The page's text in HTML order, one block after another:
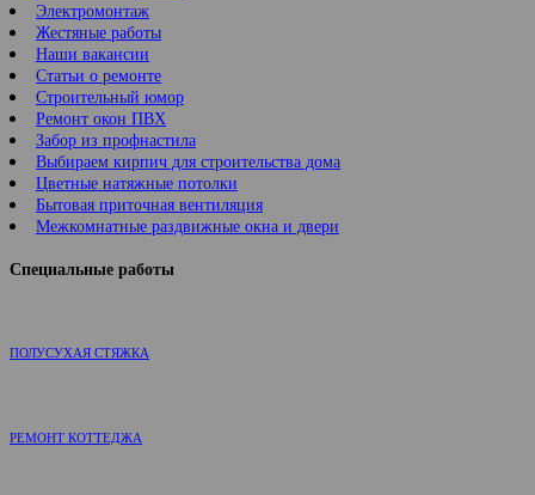
Электромонтаж
Жестяные работы
Наши вакансии
Статьи о ремонте
Строительный юмор
Ремонт окон ПВХ
Забор из профнастила
Выбираем кирпич для строительства дома
Цветные натяжные потолки
Бытовая приточная вентиляция
Межкомнатные раздвижные окна и двери
Специальные работы
ПОЛУСУХАЯ СТЯЖКА
РЕМОНТ КОТТЕДЖА